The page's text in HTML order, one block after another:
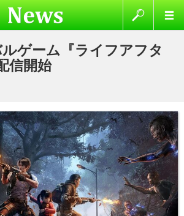
ゲーム『ライフアフタ
信開始